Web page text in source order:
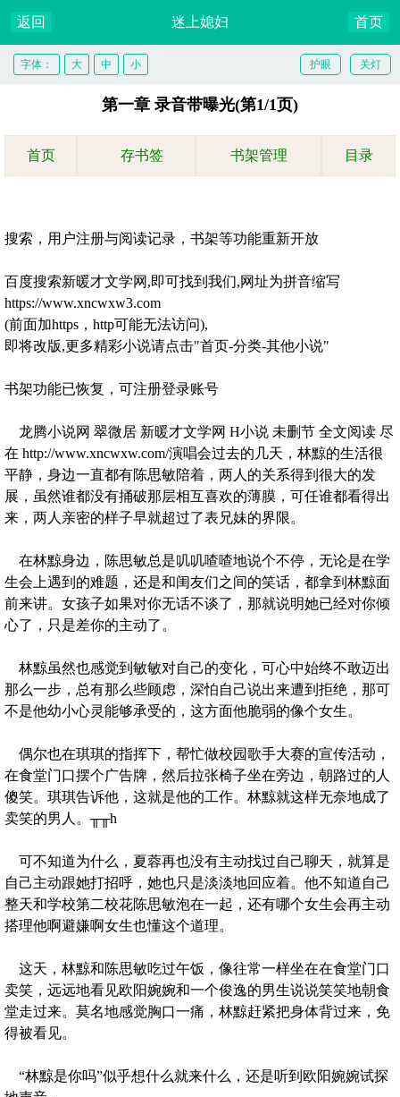
返回 迷上媳妇 首页
关灯
护眼
字体： 大 中 小
第一章 录音带曝光(第1/1页)
首页 存书签 书架管理 目录
搜索，用户注册与阅读记录，书架等功能重新开放
百度搜索新暖才文学网,即可找到我们,网址为拼音缩写
https://www.xncwxw3.com
(前面加https，http可能无法访问),
即将改版,更多精彩小说请点击"首页-分类-其他小说"
书架功能已恢复，可注册登录账号
龙腾小说网 翠微居 新暖才文学网 H小说 未删节 全文阅读 尽
在 http://www.xncwxw.com/演唱会过去的几天，林黥的生活很
平静，身边一直都有陈思敏陪着，两人的关系得到很大的发
展，虽然谁都没有捅破那层相互喜欢的薄膜，可任谁都看得出
来，两人亲密的样子早就超过了表兄妹的界限。
在林黥身边，陈思敏总是叽叽喳喳地说个不停，无论是在学
生会上遇到的难题，还是和闺友们之间的笑话，都拿到林黥面
前来讲。女孩子如果对你无话不谈了，那就说明她已经对你倾
心了，只是差你的主动了。
林黥虽然也感觉到敏敏对自己的变化，可心中始终不敢迈出
那么一步，总有那么些顾虑，深怕自己说出来遭到拒绝，那可
不是他幼小心灵能够承受的，这方面他脆弱的像个女生。
偶尔也在琪琪的指挥下，帮忙做校园歌手大赛的宣传活动，
在食堂门口摆个广告牌，然后拉张椅子坐在旁边，朝路过的人
傻笑。琪琪告诉他，这就是他的工作。林黥就这样无奈地成了
卖笑的男人。╥╥h
可不知道为什么，夏蓉再也没有主动找过自己聊天，就算是
自己主动跟她打招呼，她也只是淡淡地回应着。他不知道自己
整天和学校第二校花陈思敏泡在一起，还有哪个女生会再主动
搭理他啊避嫌啊女生也懂这个道理。
这天，林黥和陈思敏吃过午饭，像往常一样坐在在食堂门口
卖笑，远远地看见欧阳婉婉和一个俊逸的男生说说笑笑地朝食
堂走过来。莫名地感觉胸口一痛，林黥赶紧把身体背过来，免
得被看见。
“林黥是你吗”似乎想什么就来什么，还是听到欧阳婉婉试探